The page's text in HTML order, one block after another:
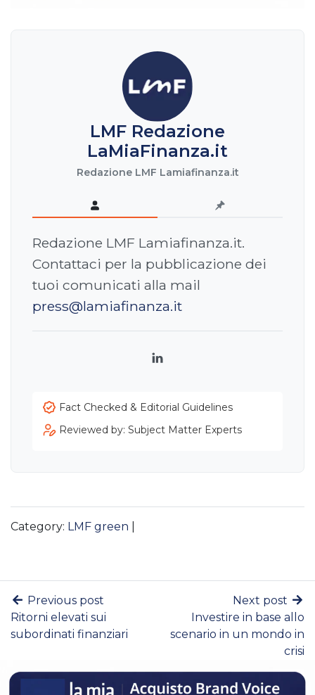
LMF Redazione
LaMiaFinanza.it
Redazione LMF Lamiafinanza.it
Redazione LMF Lamiafinanza.it.
Contattaci per la pubblicazione dei
tuoi comunicati alla mail
press@lamiafinanza.it
LinkedIn
Fact Checked & Editorial Guidelines
Reviewed by: Subject Matter Experts
Category: LMF green
Previous post
Ritorni elevati sui
subordinati finanziari
Next post
Investire in base allo
scenario in un mondo in
crisi